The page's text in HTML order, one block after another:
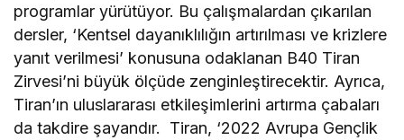
programlar yürütüyor. Bu çalışmalardan çıkarılan
dersler, ‘Kentsel dayanıklılığın artırılması ve krizlere
yanıt verilmesi’ konusuna odaklanan B40 Tiran
Zirvesi’ni büyük ölçüde zenginleştirecektir. Ayrıca,
Tiran’ın uluslararası etkileşimlerini artırma çabaları
da takdire şayandır. Tiran, ‘2022 Avrupa Gençlik